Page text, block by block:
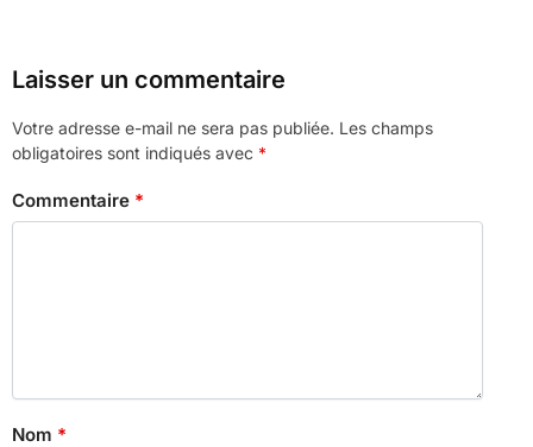
Laisser un commentaire
Votre adresse e-mail ne sera pas publiée. Les champs
obligatoires sont indiqués avec *
Commentaire *
Nom *